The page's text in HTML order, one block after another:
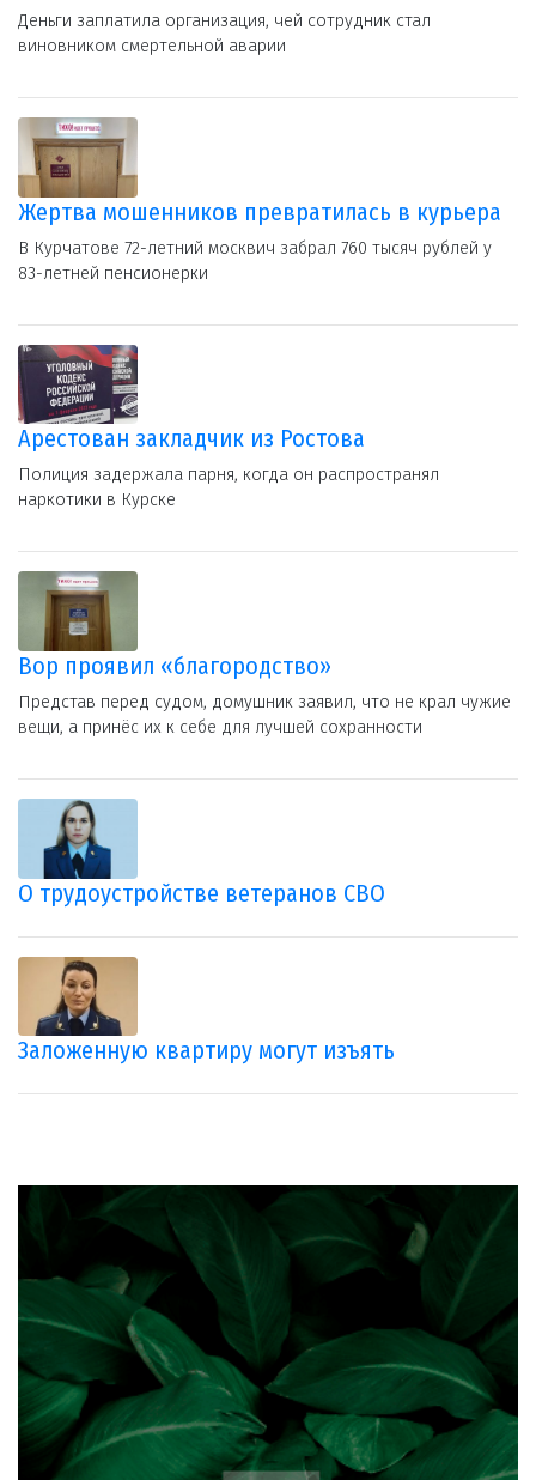
Деньги заплатила организация, чей сотрудник стал
виновником смертельной аварии
Жертва мошенников превратилась в курьера
В Курчатове 72-летний москвич забрал 760 тысяч рублей у
83-летней пенсионерки
Арестован закладчик из Ростова
Полиция задержала парня, когда он распространял
наркотики в Курске
Вор проявил «благородство»
Представ перед судом, домушник заявил, что не крал чужие
вещи, а принёс их к себе для лучшей сохранности
О трудоустройстве ветеранов СВО
Заложенную квартиру могут изъять